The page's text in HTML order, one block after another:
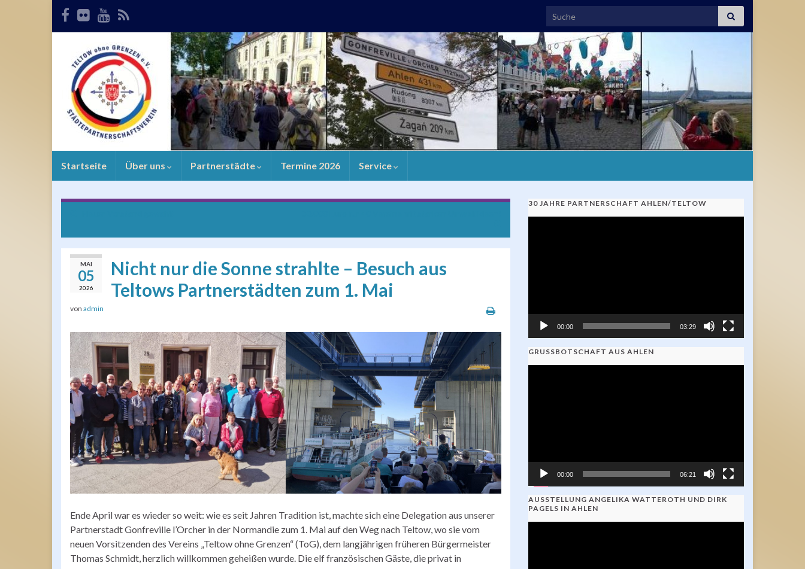
Search for:
Startseite Über uns Partnerstädte Termine 2026 Service
MAI
05
2026
Nicht nur die Sonne strahlte – Besuch aus
Teltows Partnerstädten zum 1. Mai
von admin
Ende April war es wieder so weit: wie es seit Jahren Tradition ist, machte sich eine Delegation aus unserer
Partnerstadt Gonfreville l’Orcher in der Normandie zum 1. Mai auf den Weg nach Teltow, wo sie vom
neuen Vorsitzenden des Vereins „Teltow ohne Grenzen“ (ToG), dem langjährigen früheren Bürgermeister
Thomas Schmidt, herzlich willkommen geheißen wurde. Die elf französischen Gäste, die privat in
30 JAHRE PARTNERSCHAFT AHLEN/TELTOW
00:00 03:29
GRUSSBOTSCHAFT AUS AHLEN
00:00 06:21
AUSSTELLUNG ANGELIKA WATTEROTH UND DIRK
PAGELS IN AHLEN